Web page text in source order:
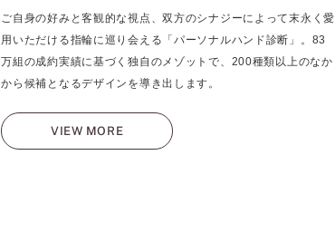
ご自身の好みと客観的な視点、双方のシナジーによって末永く愛
用いただける指輪に巡り会える「パーソナルハンド診断」。83
万組の成約実績に基づく独自のメゾットで、200種類以上のなか
から候補となるデザインを導き出します。
VIEW MORE